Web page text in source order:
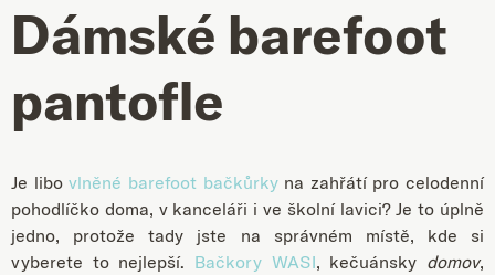
Dámské barefoot
pantofle
Je libovlněné barefoot bačkůrkyna zahřátí pro celodenní
pohodlíčko doma, v kanceláři i ve školní lavici? Je to úplně
jedno, protože tady jste na správném místě, kde si
vyberete to nejlepší. Bačkory WASI, kečuánsky domov,